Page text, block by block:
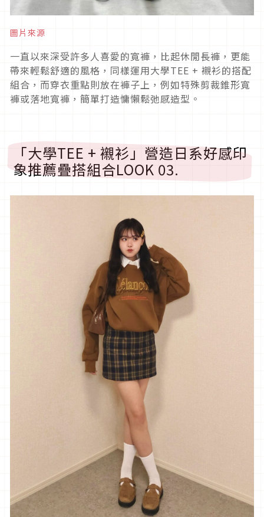
圖片來源
一直以來深受許多人喜愛的寬褲，比起休閒長褲，更能
帶來輕鬆舒適的風格，同樣運用大學TEE + 襯衫的搭配
組合，而穿衣重點則放在褲子上，例如特殊剪裁錐形寬
褲或落地寬褲，簡單打造慵懶鬆弛感造型。
「大學TEE + 襯衫」營造日系好感印
象推薦疊搭組合LOOK 03.